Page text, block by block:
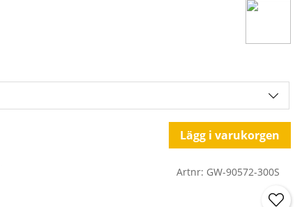
Lägg i varukorgen
Artnr: GW-90572-300S